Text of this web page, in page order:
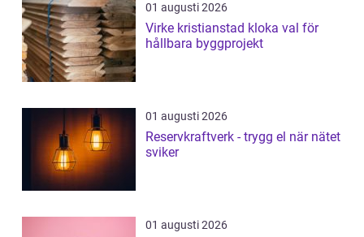
01 augusti 2026
Virke kristianstad kloka val för
hållbara byggprojekt
01 augusti 2026
Reservkraftverk - trygg el när nätet
sviker
01 augusti 2026